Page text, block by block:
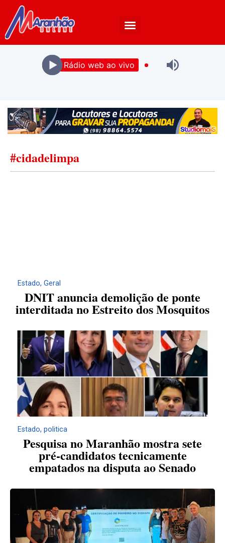
Rádio web ao vivo
#cidadelimpa
Estado, Geral
DNIT anuncia demolição de ponte
interditada no Estreito dos Mosquitos
Estado, politica
Pesquisa no Maranhão mostra sete
pré-candidatos tecnicamente
empatados na disputa ao Senado